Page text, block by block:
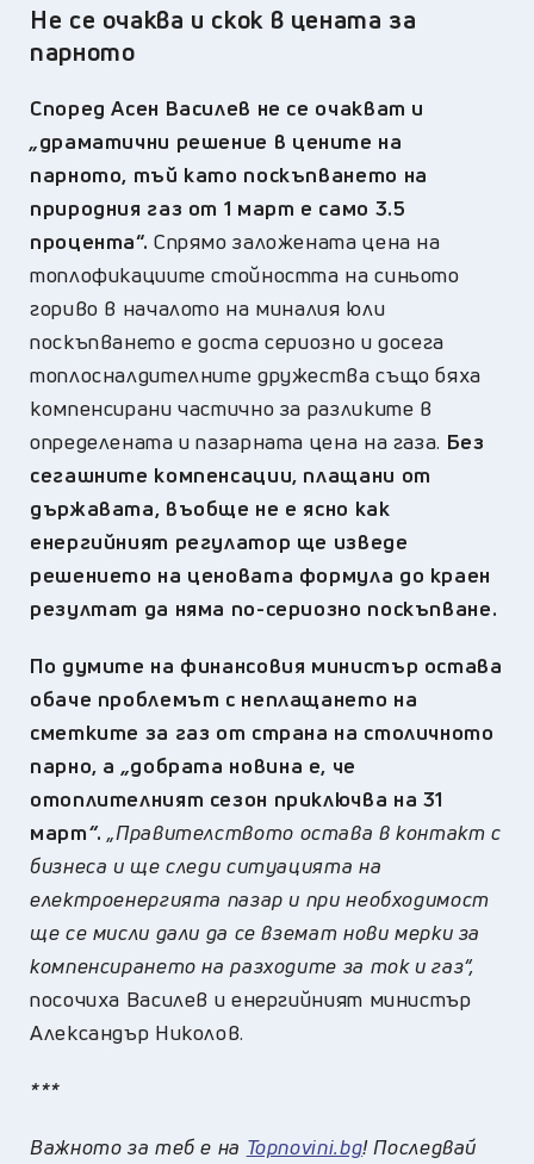
Не се очаква и скок в цената за
парното
Според Асен Василев не се очакват и
„драматични решение в цените на
парното, тъй като поскъпването на
природния газ от 1 март е само 3.5
процента“. Спрямо заложената цена на
топлофикациите стойността на синьото
гориво в началото на миналия юли
поскъпването е доста сериозно и досега
топлосналдителните дружества също бяха
компенсирани частично за разликите в
определената и пазарната цена на газа. Без
сегашните компенсации, плащани от
държавата, въобще не е ясно как
енергийният регулатор ще изведе
решението на ценовата формула до краен
резултат да няма по-сериозно поскъпване.
По думите на финансовия министър остава
обаче проблемът с неплащането на
сметките за газ от страна на столичното
парно, а „добрата новина е, че
отоплителният сезон приключва на 31
март“.„Правителството остава в контакт с
бизнеса и ще следи ситуацията на
електроенергията пазар и при необходимост
ще се мисли дали да се вземат нови мерки за
компенсирането на разходите за ток и газ“,
посочиха Василев и енергийният министър
Александър Николов.
***
Важното за теб е на Topnovini.bg! Последвай